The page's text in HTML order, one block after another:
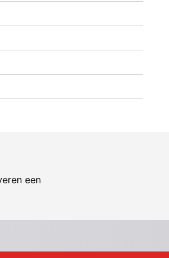
een